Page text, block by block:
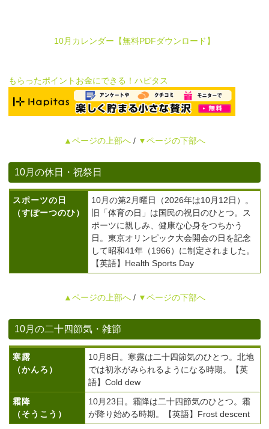
10月カレンダー【無料PDFダウンロード】
もらったポイントお金にできる！ハピタス
▲ページの上部へ / ▼ページの下部へ
10月の休日・祝祭日
スポーツの日
（すぽーつのひ）
10月の第2月曜日（2026年は10月12日）。
旧「体育の日」は国民の祝日のひとつ。ス
ポーツに親しみ、健康な心身をつちかう
日。東京オリンピック大会開会の日を記念
して昭和41年（1966）に制定されました。
【英語】Health Sports Day
▲ページの上部へ / ▼ページの下部へ
10月の二十四節気・雑節
寒露
（かんろ）
10月8日。寒露は二十四節気のひとつ。北地
では初氷がみられるようになる時期。【英
語】Cold dew
霜降
（そうこう）
10月23日。霜降は二十四節気のひとつ。霜
が降り始める時期。【英語】Frost descent